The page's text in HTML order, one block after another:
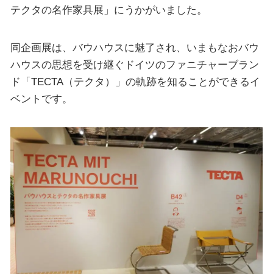
テクタの名作家具展」にうかがいました。
同企画展は、バウハウスに魅了され、いまもなおバウ
ハウスの思想を受け継ぐドイツのファニチャーブラン
ド「TECTA（テクタ）」の軌跡を知ることができるイ
ベントです。